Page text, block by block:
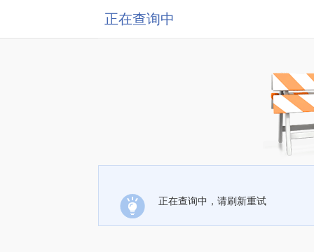
正在查询中
正在查询中，请刷新重试